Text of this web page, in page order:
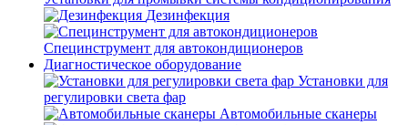
Дезинфекция
Специнструмент для автокондиционеров
Диагностическое оборудование
Установки для
регулировки света фар
Автомобильные сканеры